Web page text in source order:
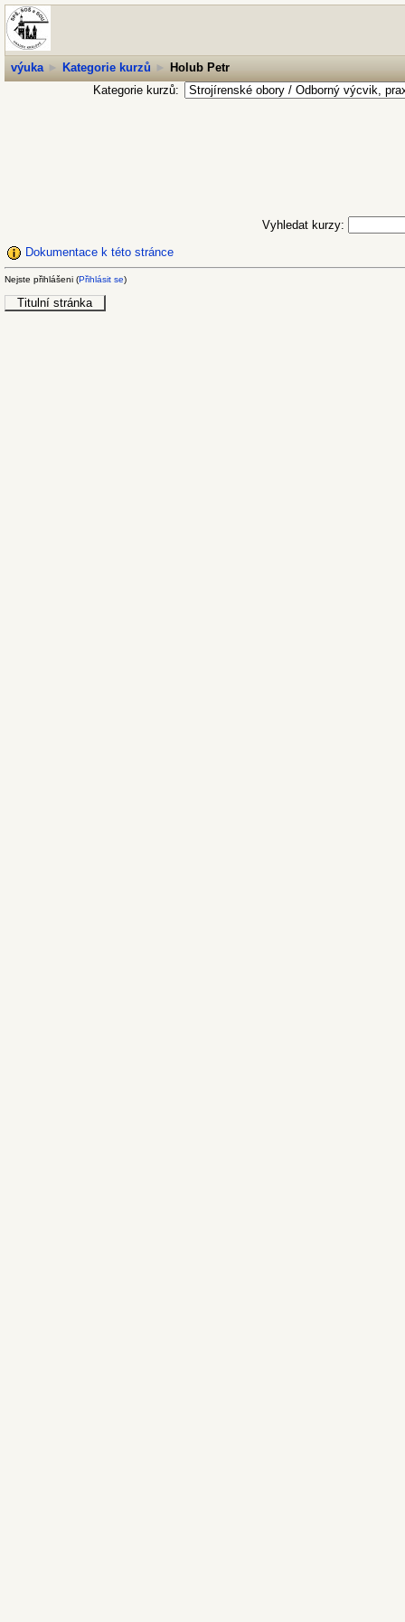
výuka ► Kategorie kurzů ►
Holub Petr
Kategorie kurzů:
Vyhledat kurzy:
Dokumentace k této stránce
Nejste přihlášeni (Přihlásit se)
Titulní stránka